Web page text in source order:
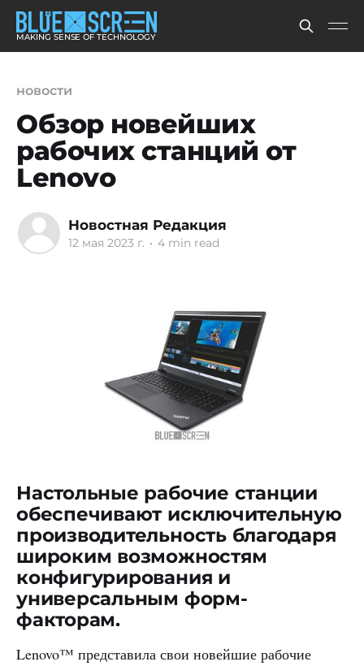
MAKING SENSE OF TECHNOLOGY
новости
Обзор новейших
рабочих станций от
Lenovo
Новостная Редакция
12 мая 2023 г. • 4 min read
Настольные рабочие станции
обеспечивают исключительную
производительность благодаря
широким возможностям
конфигурирования и
универсальным форм-
факторам.
Lenovo™ представила свои новейшие рабочие